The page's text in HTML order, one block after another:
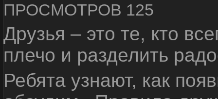
ПРОСМОТРОВ 125
Друзья – это те, кто
плечо и разделить
Ребята узнают, как